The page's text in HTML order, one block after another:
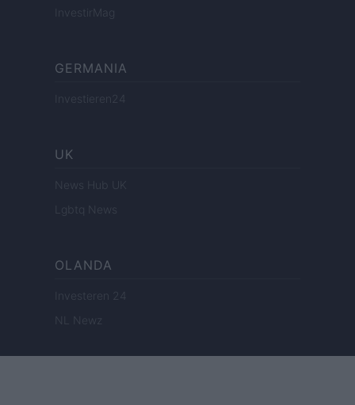
InvestirMag
GERMANIA
Investieren24
UK
News Hub UK
Lgbtq News
OLANDA
Investeren 24
NL Newz